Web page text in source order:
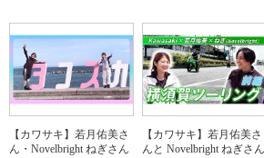
【カワサキ】若月佑美さ
ん・Novelbright ねぎさん
【カワサキ】若月佑美さ
んと Novelbright ねぎさん